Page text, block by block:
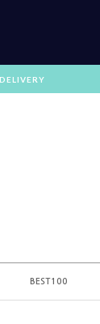
BEST100